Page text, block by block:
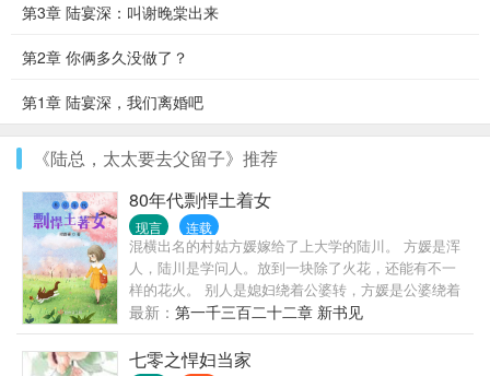
第3章 陆宴深：叫谢晚棠出来
第2章 你俩多久没做了？
第1章 陆宴深，我们离婚吧
《陆总，太太要去父留子》推荐
80年代剽悍土着女
现言 连载
混横出名的村姑方媛嫁给了上大学的陆川。 方媛是浑
人，陆川是学问人。放到一块除了火花，还能有不一
样的花火。 别人是媳妇绕着公婆转，方媛是公婆绕着
儿媳妇转，带领一家子过的红红火火，同抢了自己前
未婚夫的重生女活成了对照组。
最新： 第一千三百二十二章 新书见
七零之悍妇当家